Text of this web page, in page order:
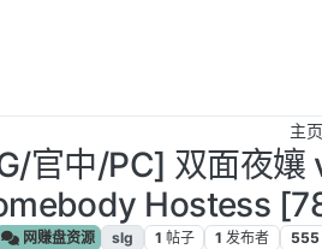
主页
官中/PC] 双面夜孃
Hostess
网赚盘资源 slg 1 帖子 1 发布者 555